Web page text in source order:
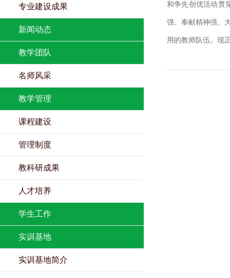
专业建设成果
新闻动态
教学团队
名师风采
教学管理
课程建设
管理制度
教科研成果
人才培养
学生工作
实训基地
实训基地简介
和争先创优活动贯
强、奉献精神强、
用的教师队伍。现